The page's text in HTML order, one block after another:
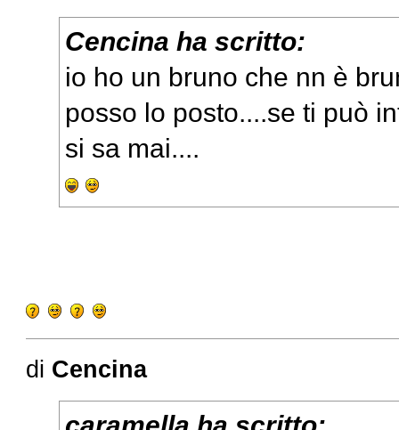
Cencina ha scritto:
io ho un bruno che nn è
posso lo posto....se ti può
si sa mai....
di Cencina